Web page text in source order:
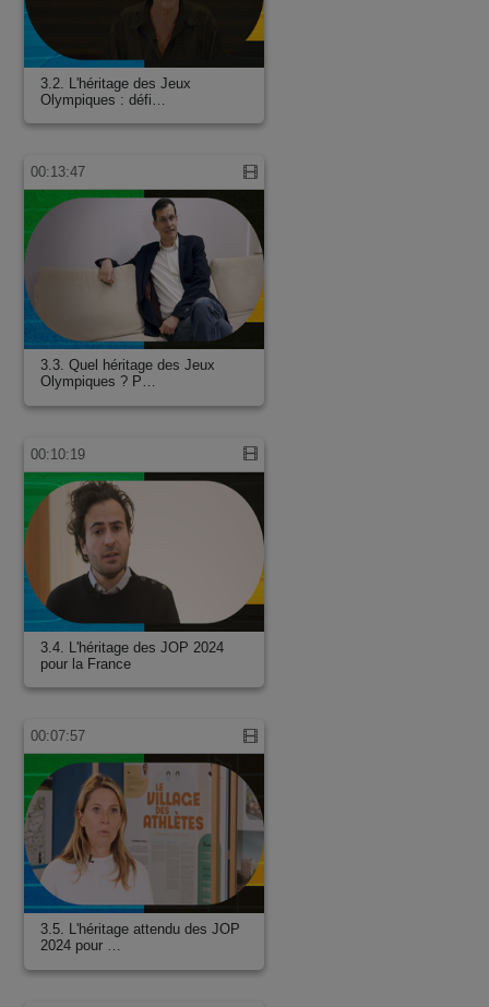
3.2. L'héritage des Jeux
Olympiques : défi…
00:13:47
3.3. Quel héritage des Jeux
Olympiques ? P…
00:10:19
3.4. L'héritage des JOP 2024
pour la France
00:07:57
3.5. L'héritage attendu des JOP
2024 pour …